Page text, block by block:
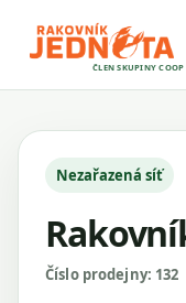
ČLEN SKUPINY COOP
Nezařazená síť
Číslo prodejny: 132